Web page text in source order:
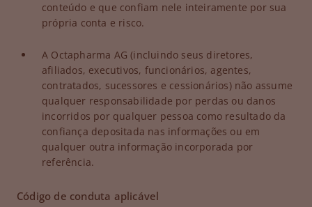
conteúdo e que confiam nele inteiramente por sua
própria conta e risco.
A Octapharma AG (incluindo seus diretores,
afiliados, executivos, funcionários, agentes,
contratados, sucessores e cessionários) não assume
qualquer responsabilidade por perdas ou danos
incorridos por qualquer pessoa como resultado da
confiança depositada nas informações ou em
qualquer outra informação incorporada por
referência.
Código de conduta aplicável